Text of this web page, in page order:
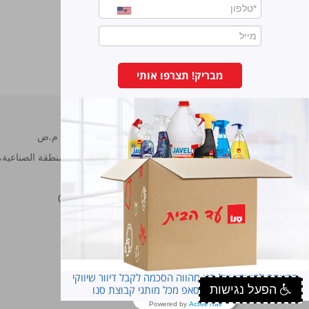
הפעל נגישות
طاردة للباعوض
سانو مصانع برونوس م.ض
شارع هحراش 11 المنطقة الصناعية، ناڨي نئمان، هود هشارون.
هاتف:7473222-09
فاكس:
7473233-09
סנו פרופשיונל
מבריק! תצרפו אותי
הרשמה למועדון של סנו מהווה הסכמה לקבל דיוור שיווקי
במייל ובסמס ובוואטסאפ מכל מותגי קבוצת סנו
Powered by ActiveTrail